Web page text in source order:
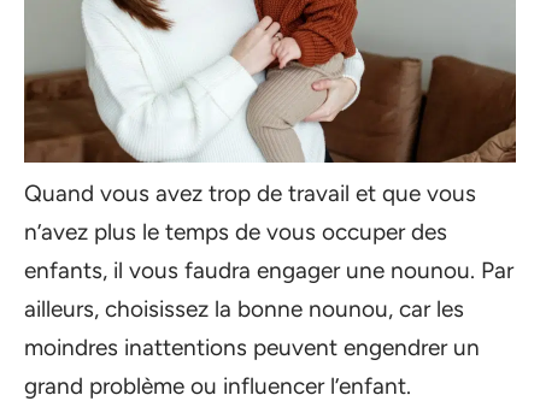
Quand vous avez trop de travail et que vous
n’avez plus le temps de vous occuper des
enfants, il vous faudra engager une nounou. Par
ailleurs, choisissez la bonne nounou, car les
moindres inattentions peuvent engendrer un
grand problème ou influencer l’enfant.